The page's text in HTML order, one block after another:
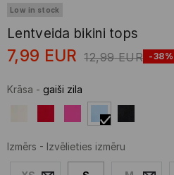
Low in stock
Lentveida bikini tops
7,99 EUR 12,99 EUR -38%
Krāsa - gaiši zila
Izmērs - Izvēlieties izmēru